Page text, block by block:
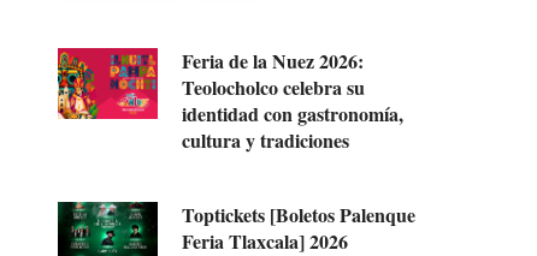
Feria de la Nuez 2026:
Teolocholco celebra su
identidad con gastronomía,
cultura y tradiciones
Toptickets [Boletos Palenque
Feria Tlaxcala] 2026